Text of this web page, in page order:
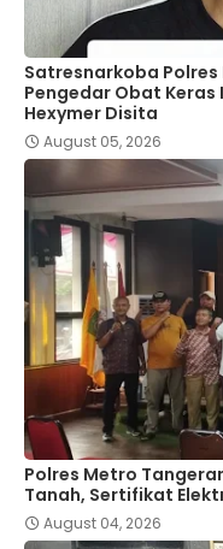
Satresnarkoba
Pengedar Obat
Hexymer Disita
August 05, 2026
Polres Metro
Tanah, Sertifikat
August 04, 2026